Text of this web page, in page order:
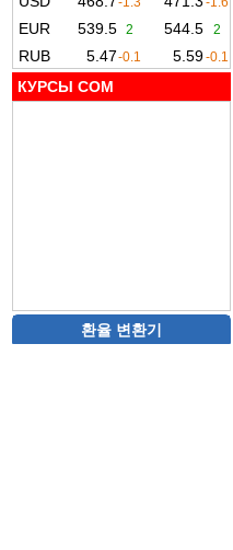
КУРСЫ COM
환율 변환기